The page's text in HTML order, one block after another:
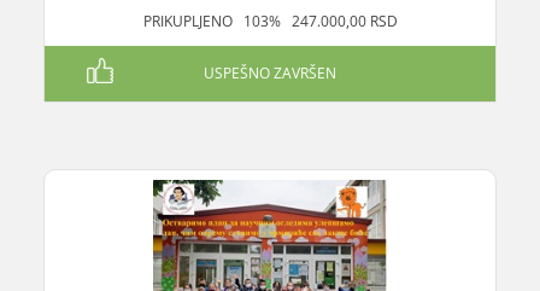
PRIKUPLJENO 103% 247.000,00 RSD
USPEŠNO ZAVRŠEN